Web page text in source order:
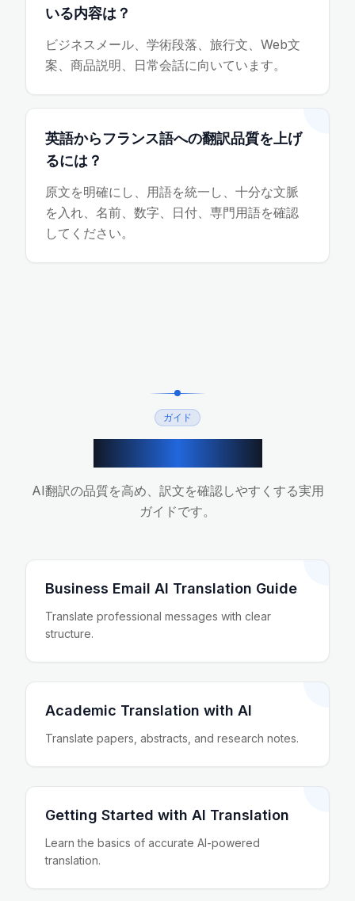
いる内容は？
ビジネスメール、学術段落、旅行文、Web文
案、商品説明、日常会話に向いています。
英語からフランス語への翻訳品質を上げ
るには？
原文を明確にし、用語を統一し、十分な文脈
を入れ、名前、数字、日付、専門用語を確認
してください。
ガイド
AI翻訳の品質を高め、訳文を確認しやすくする実用
ガイドです。
Business Email AI Translation Guide
Translate professional messages with clear
structure.
Academic Translation with AI
Translate papers, abstracts, and research notes.
Getting Started with AI Translation
Learn the basics of accurate AI-powered
translation.